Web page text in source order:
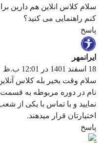
سلام کلاس انلاین هم دارین
کنم راهنمایی می کنید؟
پاسخ
ایرانمهر
18 اسفند 1401 در 12:01 ب.ظ
سلام وقت بخیر بله کلاس
نام در دوره مربوطه به
نمایید و با تماس با یکی از
اختیارتان قرار میدهند.
پاسخ